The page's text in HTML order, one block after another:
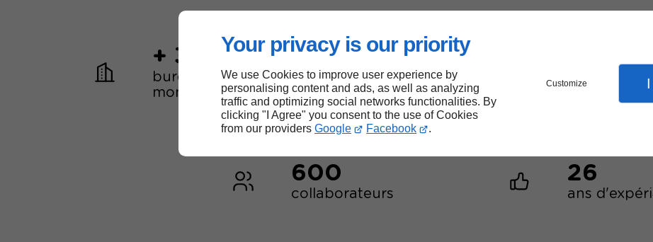
Your privacy is our priority
We use Cookies to improve user experience by
personalising content and ads, as well as analyzing
traffic and optimizing social networks functionalities. By
clicking "I Agree" you consent to the use of Cookies
from our providers Google Facebook .
Customize
+ 30
bureaux dans le
monde
40000
sites web créés
600
collaborateurs
26
ans